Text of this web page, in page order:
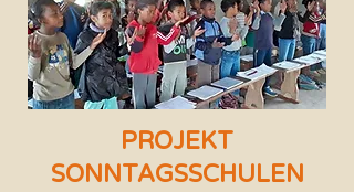
PROJEKT
SONNTAGSSCHULEN